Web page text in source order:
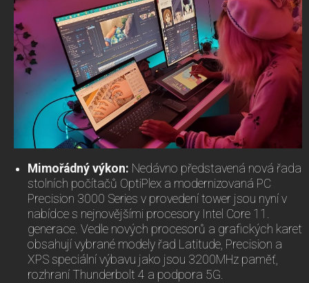
Mimořádný výkon: Nedávno představená nová řada
stolních počítačů OptiPlex a modernizovaná PC
Precision 3000 Series v provedení tower jsou nyní v
nabídce s nejnovějšími procesory Intel Core 11.
generace. Vedle nových procesorů a grafických karet
obsahují vybrané modely řad Latitude, Precision a
XPS speciální výbavu jako jsou 3200MHz paměť,
rozhraní Thunderbolt 4 a podpora 5G.